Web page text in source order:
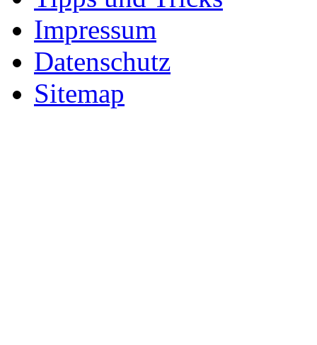
Impressum
Datenschutz
Sitemap